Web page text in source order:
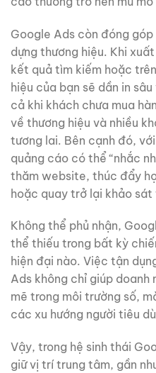
Google Ads còn đóng
dựng thương hiệu. Khi
kết quả tìm kiếm hoặc
hiệu của bạn sẽ dần in
cả khi khách chưa mua
về thương hiệu và nhiều
tương lai. Bên cạnh đó,
quảng cáo có thể “nhắc
thăm website, thúc đẩy
hoặc quay trở lại khảo
Không thể phủ nhận,
thể thiếu trong bất kỳ
hiện đại nào. Việc tận
Ads không chỉ giúp
mẽ trong môi trường số,
các xu hướng người tiêu
Vậy, trong hệ sinh thái
giữ vị trí trung tâm, gần